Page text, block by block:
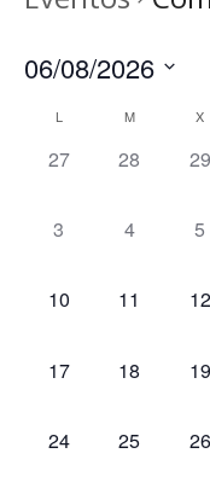
06/08/2026
fecha.
Calendario
de
L M X
0
27
0
28
0
29
0
3
0
4
0
5
0
10
0
11
0
12
0
17
0
18
0
19
0
24
0
25
0
26